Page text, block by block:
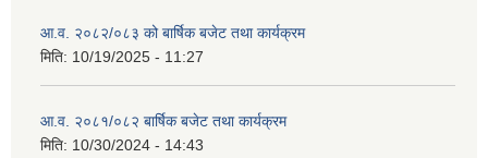
आ.व. २०८२/०८३ को बार्षिक बजेट तथा कार्यक्रम
मिति: 10/19/2025 - 11:27
आ.व. २०८१/०८२ बार्षिक बजेट तथा कार्यक्रम
मिति: 10/30/2024 - 14:43